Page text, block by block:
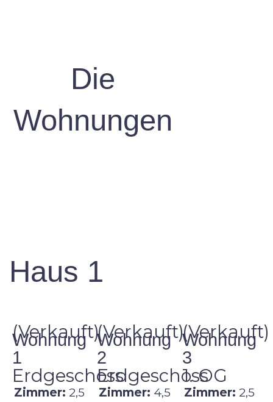
Die
Wohnungen
Haus 1
(Verkauft)
Wohnung
1
Erdgeschoss
Zimmer: 2,5
(Verkauft)
Wohnung
2
Erdgeschoss
Zimmer: 4,5
(Verkauft)
Wohnung
3
1. OG
Zimmer: 2,5